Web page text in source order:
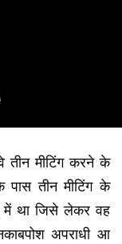
तीन मीटिंग करने के
तीन मीटिंग के
था जिसे लेकर वह
अपराधी आ